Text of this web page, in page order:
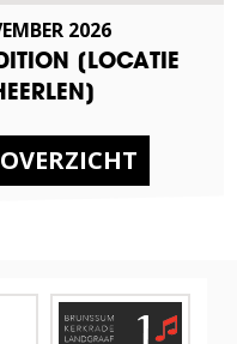
2026
[LOCATIE